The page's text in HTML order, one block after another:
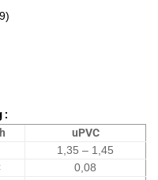
:
uPVC
1,35 – 1,45
0,08